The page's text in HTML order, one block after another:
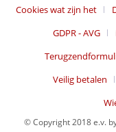
Cookies wat zijn het
GDPR - AVG
Veilig betalen
© Copyright 2018 e.v.